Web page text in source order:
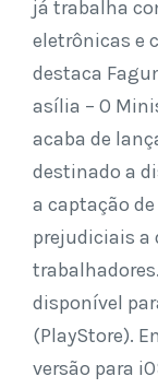
já trabalha
eletrônicas e
destaca
asília – O
acaba de
destinado a
a captação
prejudiciais a
disponível
(PlayStore).
versão para